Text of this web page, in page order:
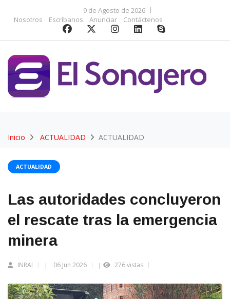
9 de Agosto de 2026
Nosotros
Escríbanos Anunciar Contáctenos
Inicio ACTUALIDAD ACTUALIDAD
ACTUALIDAD
Las autoridades concluyeron
el rescate tras la emergencia
minera
INRAI | 06 Jun 2026 | 276 vistas